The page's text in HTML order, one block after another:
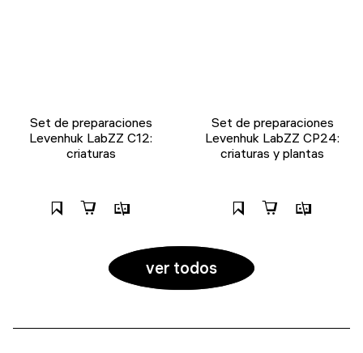
Set de preparaciones
Levenhuk LabZZ C12:
criaturas
Set de preparaciones
Levenhuk LabZZ CP24:
criaturas y plantas
ver todos